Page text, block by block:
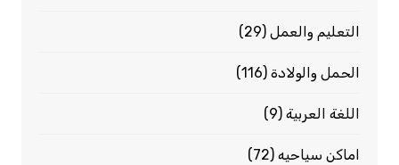
التعليم والعمل(29)
الحمل والولادة(116)
اللغة العربية(9)
اماكن سياحيه(72)